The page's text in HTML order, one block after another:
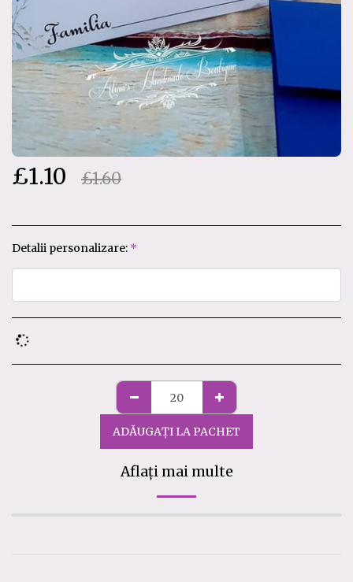
£1.10 £1.60
Detalii personalizare: *
ADĂUGAȚI LA PACHET
Aflați mai multe